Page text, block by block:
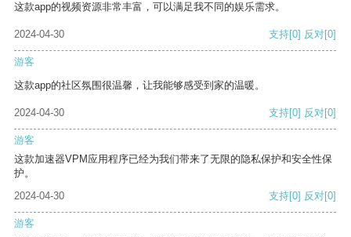
这款app的视频资源非常丰富，可以满足我不同的娱乐需求。
2024-04-30 支持[0] 反对[0]
游客
这款app的社区氛围很温馨，让我能够感受到家的温暖。
2024-04-30 支持[0] 反对[0]
游客
这款加速器VPM应用程序已经为我们带来了无限的隐私保护和安全性保
护。
2024-04-30
支持[0] 反对[0]
游客